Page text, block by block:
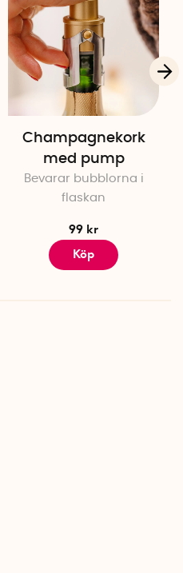
Champagnekork
med pump
Bevarar bubblorna i
flaskan
99 kr
Köp